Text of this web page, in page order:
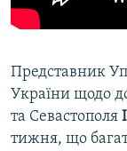
Представник
України щодо
та Севастополя
тижня, що